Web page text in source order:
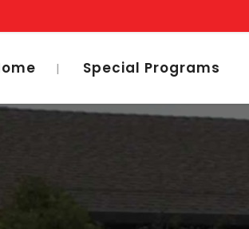
Special Programs